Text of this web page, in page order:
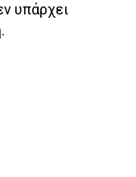
υπάρχει